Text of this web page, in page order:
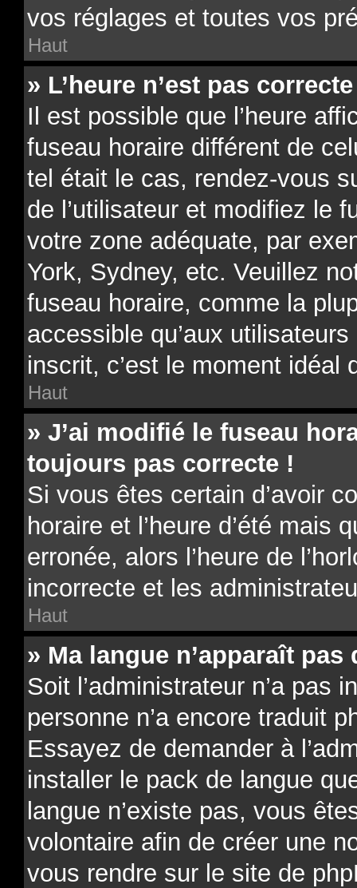
vos réglages et toutes vos
Haut
» L’heure n’est pas
Il est possible que l’heure
fuseau horaire différent de
tel était le cas, rendez-vous
de l’utilisateur et modifiez le
votre zone adéquate, par
York, Sydney, etc. Veuillez
fuseau horaire, comme la
accessible qu’aux
inscrit, c’est le moment idéal
Haut
» J’ai modifié le fuseau
toujours pas correcte !
Si vous êtes certain d’avoir
horaire et l’heure d’été mais
erronée, alors l’heure de
incorrecte et les
Haut
» Ma langue n’apparaît
Soit l’administrateur n’a pas
personne n’a encore traduit
Essayez de demander à
installer le pack de langue
langue n’existe pas, vous
volontaire afin de créer une
vous rendre sur le site de